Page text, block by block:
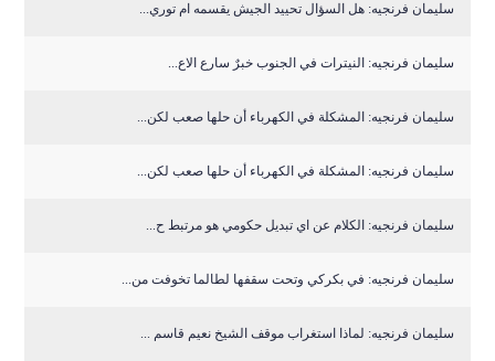
سليمان فرنجيه: هل السؤال تحييد الجيش يقسمه ام توري...
سليمان فرنجيه: النيترات في الجنوب خبرٌ سارع الاع...
سليمان فرنجيه: المشكلة في الكهرباء أن حلها صعب لكن...
سليمان فرنجيه: المشكلة في الكهرباء أن حلها صعب لكن...
سليمان فرنجيه: الكلام عن اي تبديل حكومي هو مرتبط ح...
سليمان فرنجيه: في بكركي وتحت سقفها لطالما تخوفت من...
سليمان فرنجيه: لماذا استغراب موقف الشيخ نعيم قاسم ...